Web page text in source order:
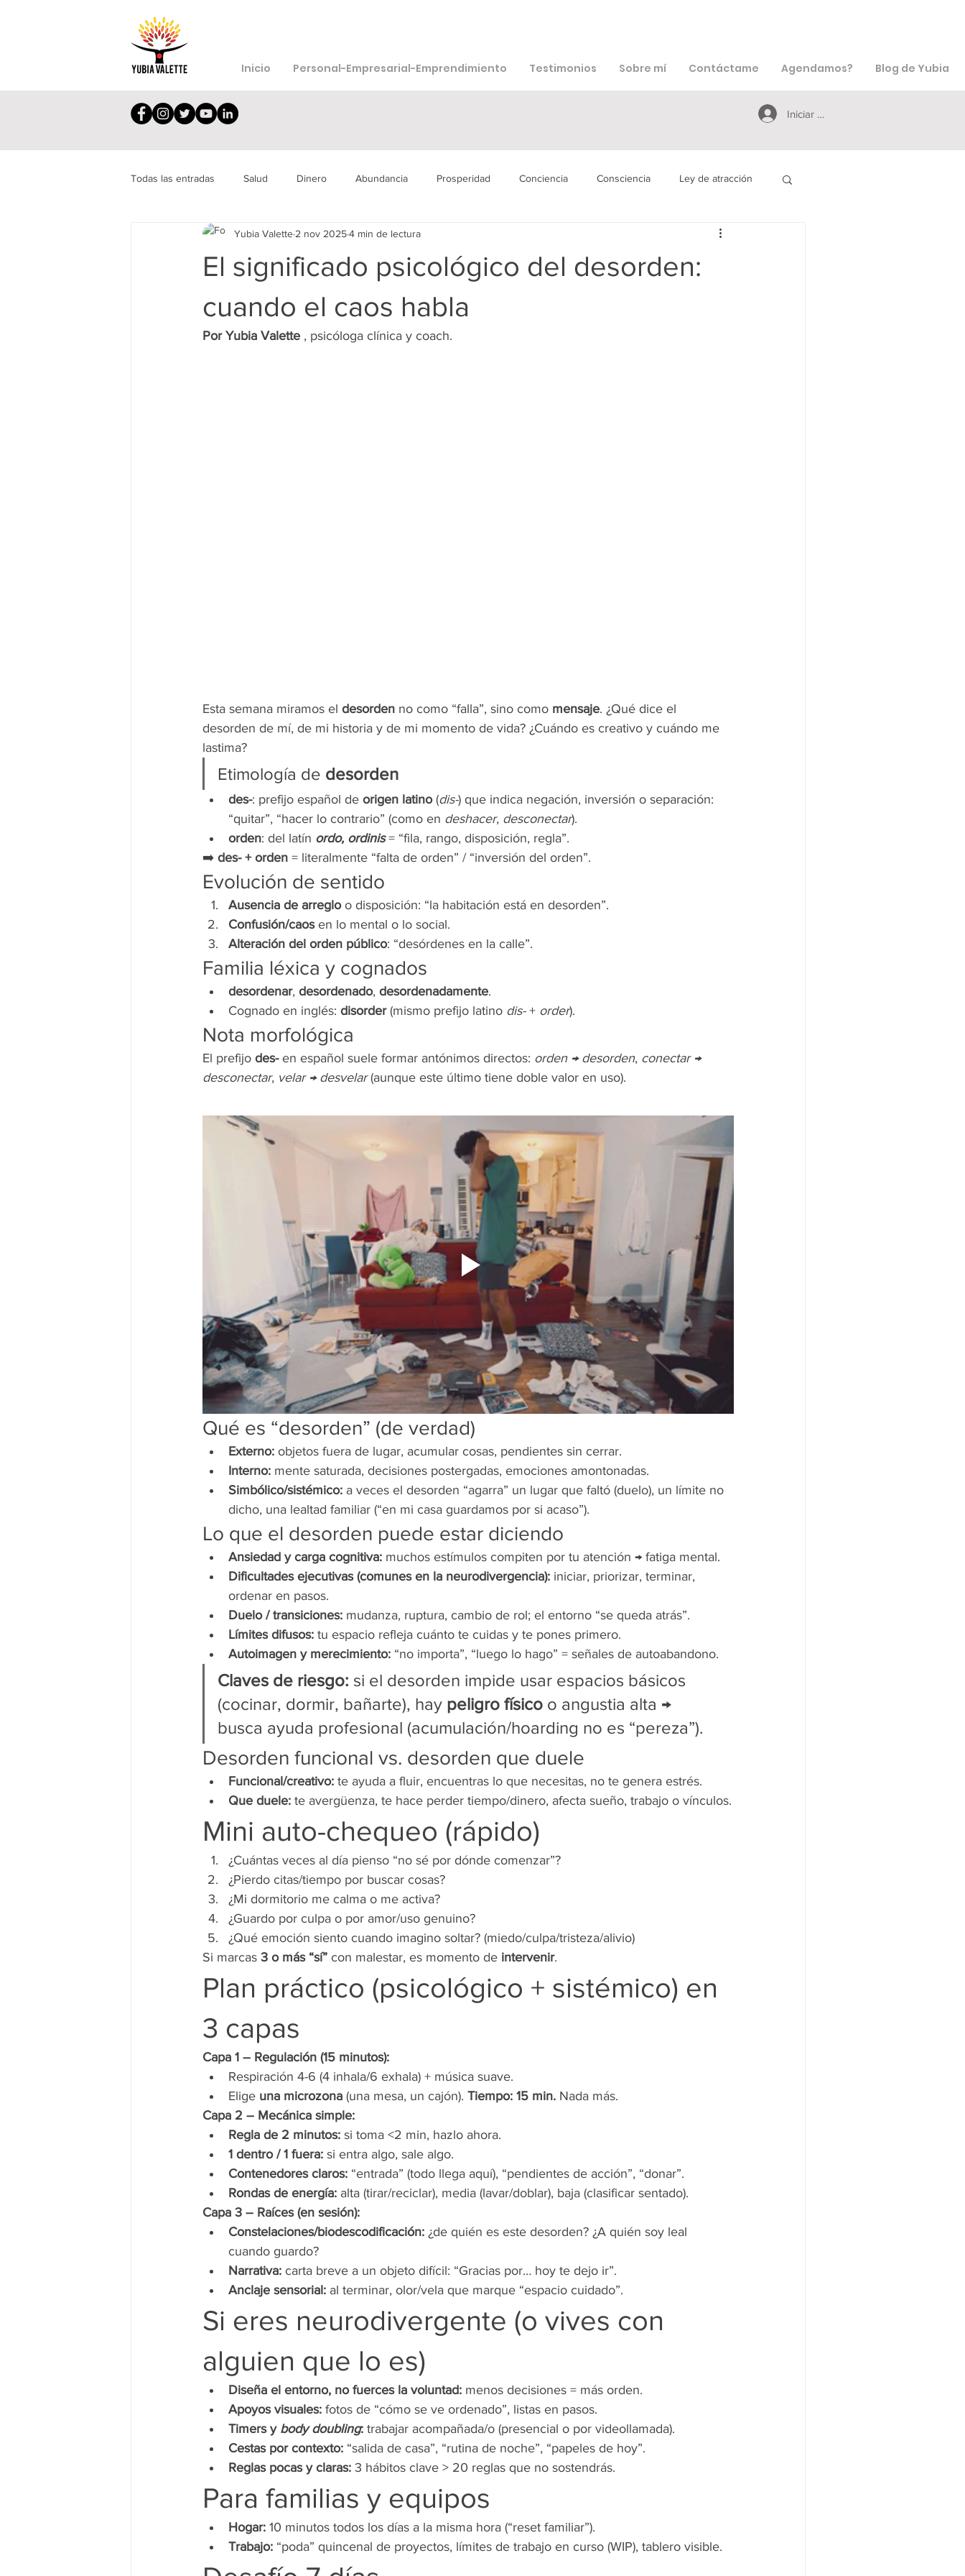
Inicio Personal-Empresarial-Emprendimiento Testimonios Sobre mí Contáctame Agendamos? Blog de Yubia
Iniciar sesión
Todas las entradas Salud Dinero Abundancia Prosperidad Conciencia Consciencia Ley de atracción
Depresión Síndrome Decisión Bienestar Creencias
El significado psicológico del desorden:
cuando el caos habla
Yubia Valette 2 nov 20254 min de lectura
Por Yubia Valette , psicóloga clínica y coach.
Esta semana miramos el desorden no como “falla”, sino como mensaje. ¿Qué dice el
desorden de mí, de mi historia y de mi momento de vida? ¿Cuándo es creativo y cuándo me
lastima?
Etimología de desorden
des-: prefijo español de origen latino (dis-) que indica negación, inversión o separación:
“quitar”, “hacer lo contrario” (como en deshacer, desconectar).
orden: del latín ordo, ordinis = “fila, rango, disposición, regla”.
➡️ des- + orden = literalmente “falta de orden” / “inversión del orden”.
Evolución de sentido
Ausencia de arreglo o disposición: “la habitación está en desorden”.
Confusión/caos en lo mental o lo social.
Alteración del orden público: “desórdenes en la calle”.
Familia léxica y cognados
desordenar, desordenado, desordenadamente.
Cognado en inglés: disorder (mismo prefijo latino dis- + order).
Nota morfológica
El prefijo des- en español suele formar antónimos directos: orden → desorden, conectar →
desconectar, velar → desvelar (aunque este último tiene doble valor en uso).
Qué es “desorden” (de verdad)
Externo: objetos fuera de lugar, acumular cosas, pendientes sin cerrar.
Interno: mente saturada, decisiones postergadas, emociones amontonadas.
Simbólico/sistémico: a veces el desorden “agarra” un lugar que faltó (duelo), un límite no
dicho, una lealtad familiar (“en mi casa guardamos por si acaso”).
Lo que el desorden puede estar diciendo
Ansiedad y carga cognitiva: muchos estímulos compiten por tu atención → fatiga mental.
Dificultades ejecutivas (comunes en la neurodivergencia): iniciar, priorizar, terminar,
ordenar en pasos.
Duelo / transiciones: mudanza, ruptura, cambio de rol; el entorno “se queda atrás”.
Límites difusos: tu espacio refleja cuánto te cuidas y te pones primero.
Autoimagen y merecimiento: “no importa”, “luego lo hago” = señales de autoabandono.
Claves de riesgo: si el desorden impide usar espacios básicos
(cocinar, dormir, bañarte), hay peligro físico o angustia alta →
busca ayuda profesional (acumulación/hoarding no es “pereza”).
Desorden funcional vs. desorden que duele
Funcional/creativo: te ayuda a fluir, encuentras lo que necesitas, no te genera estrés.
Que duele: te avergüenza, te hace perder tiempo/dinero, afecta sueño, trabajo o vínculos.
Mini auto-chequeo (rápido)
¿Cuántas veces al día pienso “no sé por dónde comenzar”?
¿Pierdo citas/tiempo por buscar cosas?
¿Mi dormitorio me calma o me activa?
¿Guardo por culpa o por amor/uso genuino?
¿Qué emoción siento cuando imagino soltar? (miedo/culpa/tristeza/alivio)
Si marcas 3 o más “sí” con malestar, es momento de intervenir.
Plan práctico (psicológico + sistémico) en
3 capas
Capa 1 – Regulación (15 minutos):
Respiración 4-6 (4 inhala/6 exhala) + música suave.
Elige una microzona (una mesa, un cajón). Tiempo: 15 min. Nada más.
Capa 2 – Mecánica simple:
Regla de 2 minutos: si toma <2 min, hazlo ahora.
1 dentro / 1 fuera: si entra algo, sale algo.
Contenedores claros: “entrada” (todo llega aquí), “pendientes de acción”, “donar”.
Rondas de energía: alta (tirar/reciclar), media (lavar/doblar), baja (clasificar sentado).
Capa 3 – Raíces (en sesión):
Constelaciones/biodescodificación: ¿de quién es este desorden? ¿A quién soy leal
cuando guardo?
Narrativa: carta breve a un objeto difícil: “Gracias por… hoy te dejo ir”.
Anclaje sensorial: al terminar, olor/vela que marque “espacio cuidado”.
Si eres neurodivergente (o vives con
alguien que lo es)
Diseña el entorno, no fuerces la voluntad: menos decisiones = más orden.
Apoyos visuales: fotos de “cómo se ve ordenado”, listas en pasos.
Timers y body doubling: trabajar acompañada/o (presencial o por videollamada).
Cestas por contexto: “salida de casa”, “rutina de noche”, “papeles de hoy”.
Reglas pocas y claras: 3 hábitos clave > 20 reglas que no sostendrás.
Para familias y equipos
Hogar: 10 minutos todos los días a la misma hora (“reset familiar”).
Trabajo: “poda” quincenal de proyectos, límites de trabajo en curso (WIP), tablero visible.